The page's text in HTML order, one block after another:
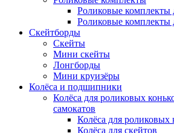
Роликовые комплекты
Роликовые комплекты
Скейтборды
Скейты
Мини скейты
Лонгборды
Мини круизёры
Колёса и подшипники
Колёса для роликовых
самокатов
Колёса для роликовых
Колёса для скейтов